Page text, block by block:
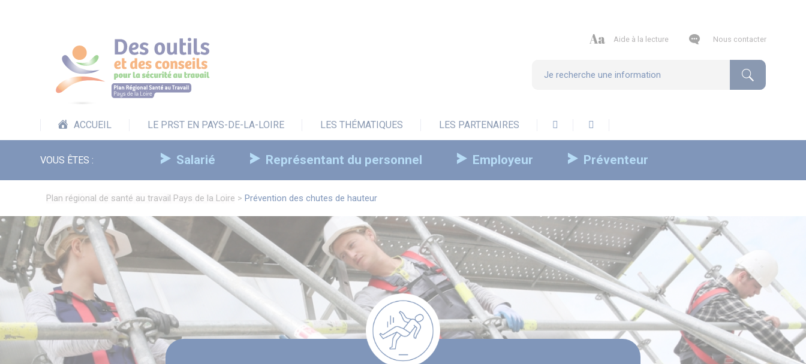
Aide à la lecture Nous contacter
ACCUEIL LE PRST EN PAYS-DE-LA-LOIRE LES THÉMATIQUES LES PARTENAIRES
VOUS ÊTES : Salarié Représentant du personnel Employeur Préventeur
Plan régional de santé au travail Pays de la Loire >Prévention des chutes de hauteur